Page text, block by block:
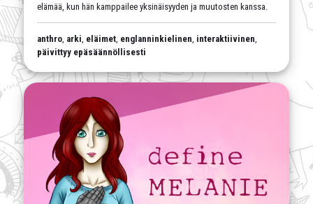
elämää, kun hän kamppailee yksinäisyyden ja muutosten kanssa.
anthro arki eläimet englanninkielinen interaktiivinen
päivittyy epäsäännöllisesti